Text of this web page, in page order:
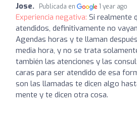
Jose. Publicada en 1 year ago
Experiencia negativa: Si realmente
atendidos, definitivamente no
Agendas horas y te llaman
media hora, y no se trata
también las atenciones y las
caras para ser atendido de esa
son las llamadas te dicen algo
mente y te dicen otra cosa.